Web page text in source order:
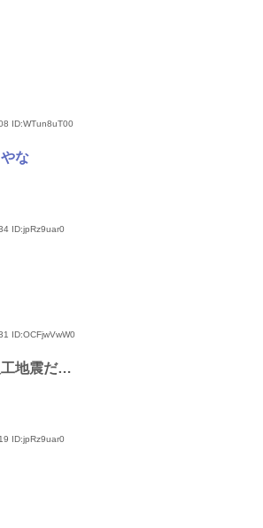
ID:WTun8uT00
な
ID:jpRz9uar0
ID:OCFjwVwW0
工地震だ…
ID:jpRz9uar0